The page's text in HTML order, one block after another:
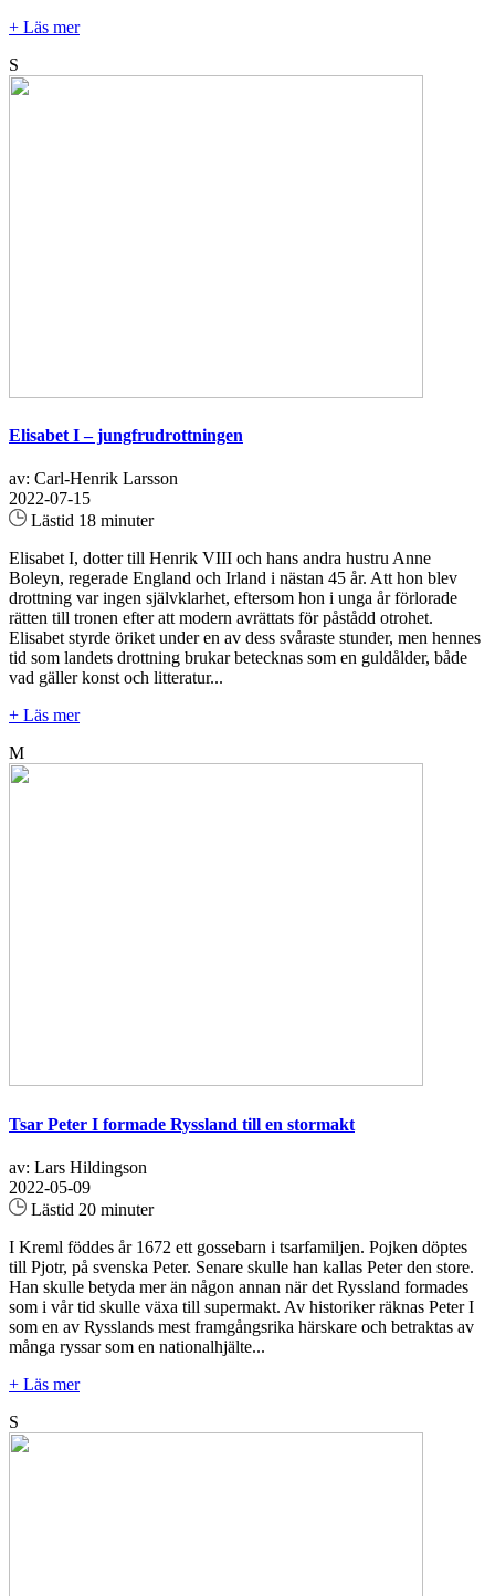
+ Läs mer
S
Elisabet I – jungfrudrottningen
av: Carl-Henrik Larsson
2022-07-15
Lästid 18 minuter
Elisabet I, dotter till Henrik VIII och hans andra hustru Anne
Boleyn, regerade England och Irland i nästan 45 år. Att hon blev
drottning var ingen självklarhet, eftersom hon i unga år förlorade
rätten till tronen efter att modern avrättats för påstådd otrohet.
Elisabet styrde öriket under en av dess svåraste stunder, men hennes
tid som landets drottning brukar betecknas som en guldålder, både
vad gäller konst och litteratur...
+ Läs mer
M
Tsar Peter I formade Ryssland till en stormakt
av: Lars Hildingson
2022-05-09
Lästid 20 minuter
I Kreml föddes år 1672 ett gossebarn i tsarfamiljen. Pojken döptes
till Pjotr, på svenska Peter. Senare skulle han kallas Peter den store.
Han skulle betyda mer än någon annan när det Ryssland formades
som i vår tid skulle växa till supermakt. Av historiker räknas Peter I
som en av Rysslands mest framgångsrika härskare och betraktas av
många ryssar som en nationalhjälte...
+ Läs mer
S